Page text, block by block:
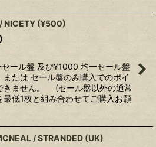
NICETY (¥500)
ール盤 及び¥1000 均一セール盤
または セール盤のみ購入でのポイ
きません。 (セール盤以外の通常
最低1枚と組み合わせてご購入お願
/ STRANDED (UK)